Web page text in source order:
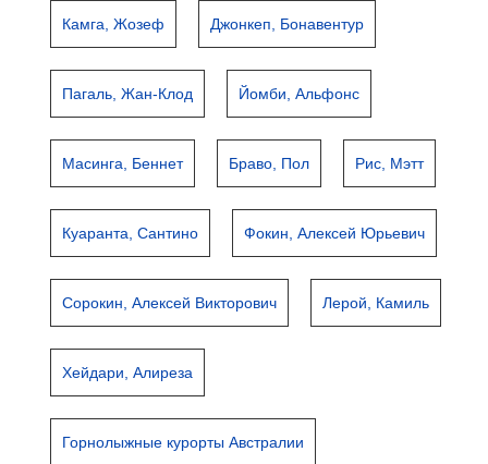
Камга, Жозеф Джонкеп, Бонавентур
Пагаль, Жан-Клод Йомби, Альфонс
Масинга, Беннет Браво, Пол Рис, Мэтт
Куаранта, Сантино Фокин, Алексей Юрьевич
Сорокин, Алексей Викторович Лерой, Камиль
Хейдари, Алиреза
Горнолыжные курорты Австралии